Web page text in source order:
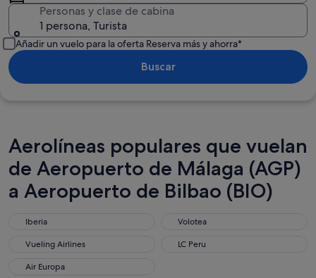
Personas y clase de cabina
1 persona, Turista
Añadir un vuelo para la oferta Reserva más y ahorra*
Buscar
Aerolíneas populares que vuelan
de Aeropuerto de Málaga (AGP)
a Aeropuerto de Bilbao (BIO)
Iberia
Iberia Volotea
Volotea
Vueling Airlines
Vueling Airlines LC Peru
LC Peru
Air Europa
Air Europa